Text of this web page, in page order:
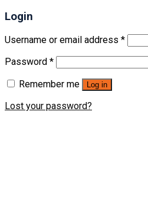
Login
Username or email address *
Password *
Remember me
Log in
Lost your password?